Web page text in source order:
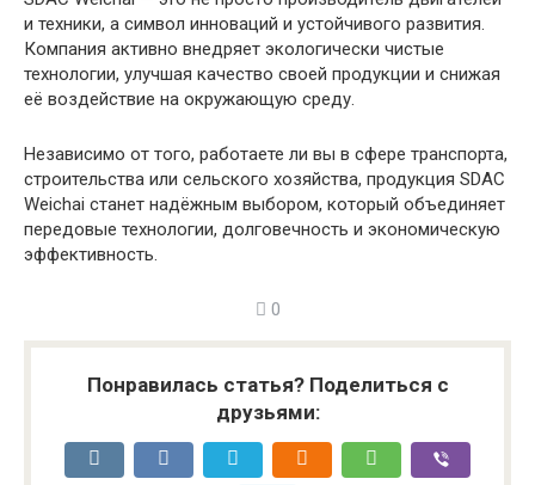
и техники, а символ инноваций и устойчивого развития.
Компания активно внедряет экологически чистые
технологии, улучшая качество своей продукции и снижая
её воздействие на окружающую среду.
Независимо от того, работаете ли вы в сфере транспорта,
строительства или сельского хозяйства, продукция SDAC
Weichai станет надёжным выбором, который объединяет
передовые технологии, долговечность и экономическую
эффективность.
0
Понравилась статья? Поделиться с
друзьями: